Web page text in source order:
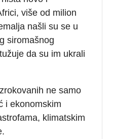
više od milion
našli su se u
siromašnog
da su im ukrali
ne samo
i ekonomskim
klimatskim